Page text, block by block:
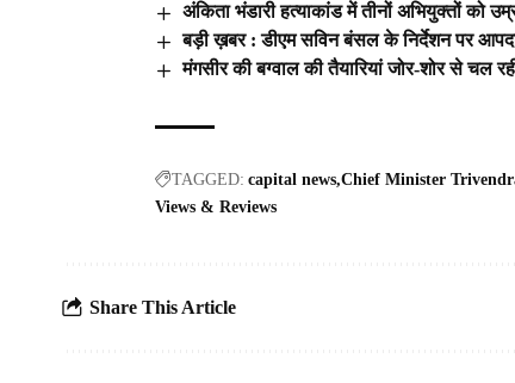
अंकिता भंडारी हत्याकांड में तीनों अभियुक्तों को
बड़ी ख़बर : डीएम सविन बंसल के निर्देशन पर
मंगसीर की बग्वाल की तैयारियां जोर-शोर से चल
TAGGED: capital news Chief Minister
Views & Reviews
Share This Article